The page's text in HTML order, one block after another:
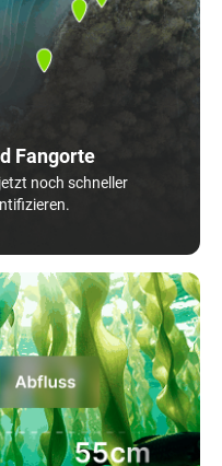
Fangorte
noch schneller